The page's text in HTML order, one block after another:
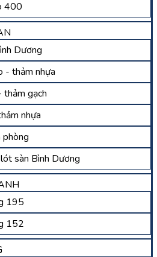
400
Dương
- thảm nhựa
thảm gạch
nhựa
phòng
sàn Bình Dương
195
152